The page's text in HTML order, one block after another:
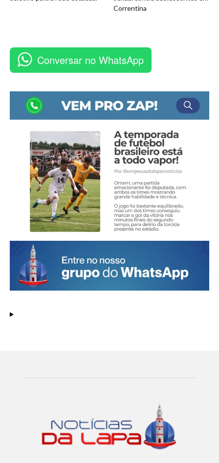
Correntina
Conversar no WhatsApp